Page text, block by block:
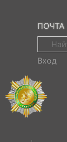
ПОЧТА
Поиск:
Вход